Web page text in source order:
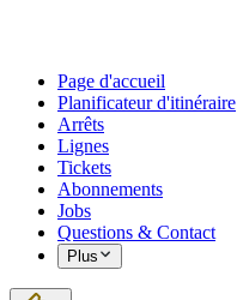
Page d'accueil
Planificateur d'itinéraire
Arrêts
Lignes
Tickets
Abonnements
Jobs
Questions & Contact
Plus